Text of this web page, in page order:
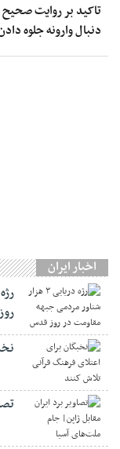
تاکید بر روایت
دنبال وارونه جلوه
اخبار ایران